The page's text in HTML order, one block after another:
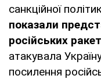
санкційної
показали
російських
атакувала
посилення